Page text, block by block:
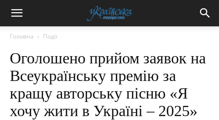
Головна Події
Оголошено прийом заявок на
Всеукраїнську премію за
кращу авторську пісню «Я
хочу жити в Україні – 2025»